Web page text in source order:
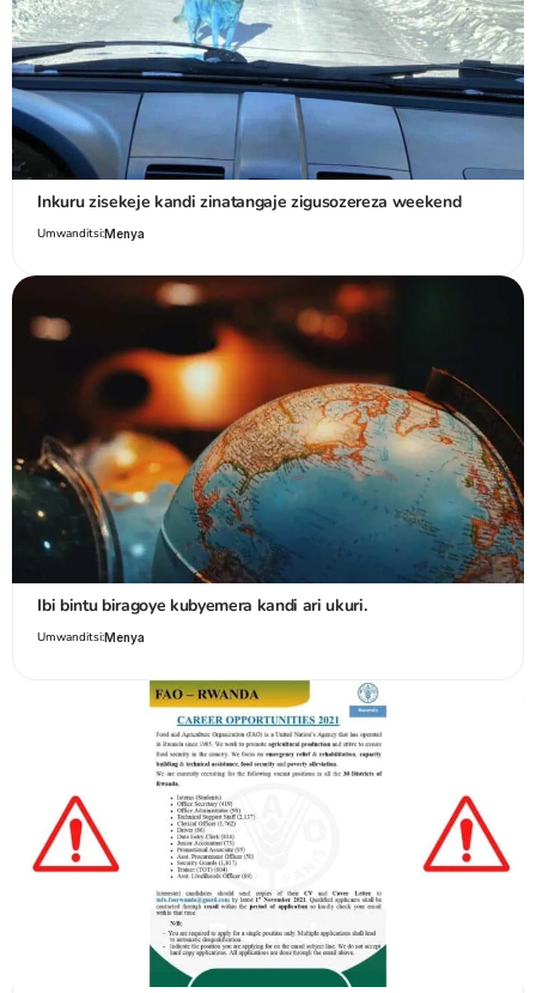
Inkuru zisekeje kandi zinatangaje zigusozereza weekend
Umwanditsi:Menya
Ibi bintu biragoye kubyemera kandi ari ukuri.
Umwanditsi:Menya